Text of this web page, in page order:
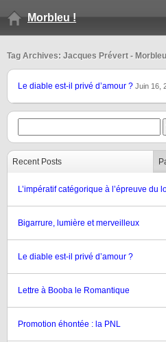
Morbleu !
Tag Archives: Jacques Prévert -
Le diable est-il privé d’amour ? Juin 16,
Recent Posts
L’impératif catégorique à l’épreuve du
Bigarrure, lumière et merveilleux
Le diable est-il privé d’amour ?
Lettre à Booba le Romantique
Promotion éhontée : la PNL